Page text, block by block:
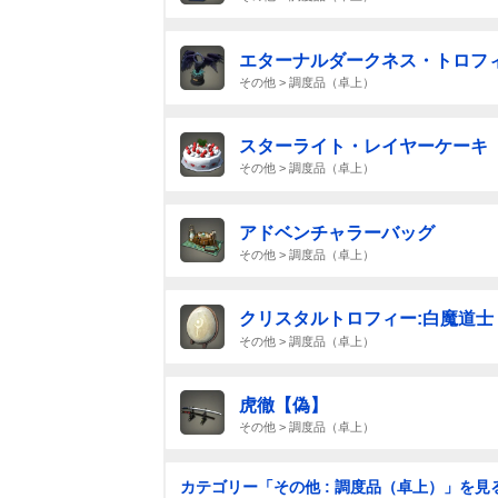
エターナルダークネス・トロフ
その他 > 調度品（卓上）
スターライト・レイヤーケーキ
その他 > 調度品（卓上）
アドベンチャラーバッグ
その他 > 調度品（卓上）
クリスタルトロフィー:白魔道士
その他 > 調度品（卓上）
虎徹【偽】
その他 > 調度品（卓上）
カテゴリー「その他 : 調度品（卓上）」を見